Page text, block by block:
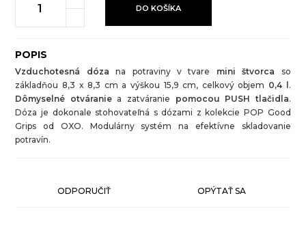
DO KOŠÍKA
POPIS
Vzduchotesná dóza na potraviny v tvare mini štvorca so
základňou 8,3 x 8,3 cm a výškou 15,9 cm, celkový objem 0,4 l.
Dômyselné otváraniea zatváranie pomocou PUSH tlačidla.
Dóza je dokonale stohovateľná s dózami z kolekcie POP Good
Grips od OXO. Modulárny systém na efektívne skladovanie
potravín.
ODPORUČIŤ OPÝTAŤ SA